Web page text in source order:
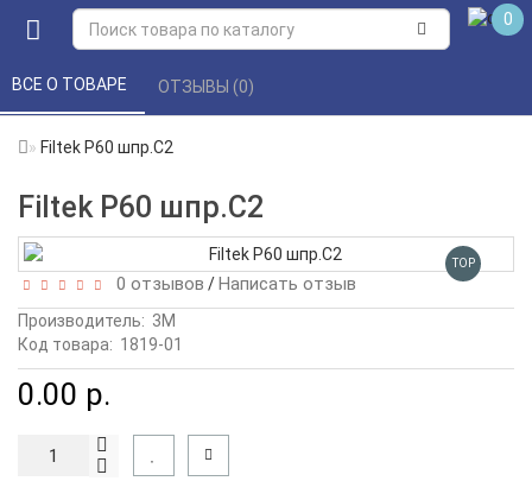
0
Filtek P60 шпр.С2
Filtek P60 шпр.С2
ВСЕ О ТОВАРЕ ОТЗЫВЫ (0)
TOP
0 отзывов /Написать отзыв
Производитель: 3М
Код товара: 1819-01
0.00 р.